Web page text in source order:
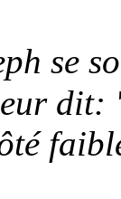
se
dit: